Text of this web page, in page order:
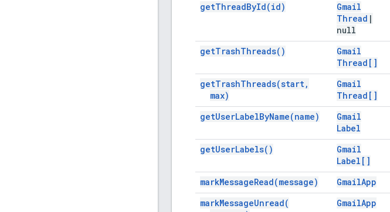
getThreadById(id)
Gmail
Thread |
null
getTrashThreads( )
Gmail
Thread[]
getTrashThreads(start,
max)
Gmail
Thread[]
getUserLabelByName(name)
Gmail
Label
getUserLabels( )
Gmail
Label[]
markMessageRead(message) GmailApp
markMessageUnread(
GmailApp